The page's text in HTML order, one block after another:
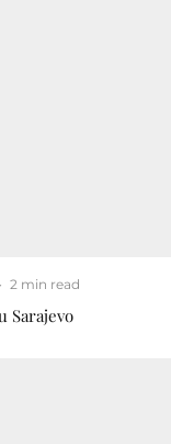
· 2 min read
Sarajevo